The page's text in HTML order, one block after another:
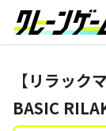
【リラック
BASIC